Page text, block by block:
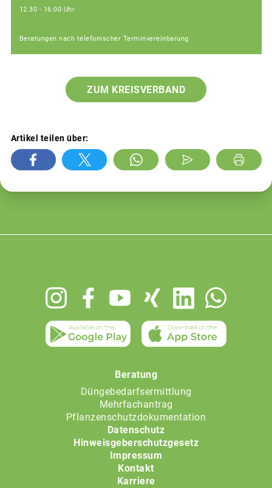
12.30 - 16.00 Uhr
Beratungen nach telefonischer Terminvereinbarung
ZUM KREISVERBAND
Artikel teilen über:
Beratung
Düngebedarfsermittlung
Mehrfachantrag
Pflanzenschutzdokumentation
Datenschutz
Hinweisgeberschutzgesetz
Impressum
Kontakt
Karriere